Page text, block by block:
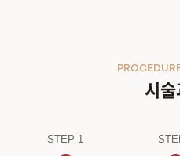
인천송도점
시
STEP 1